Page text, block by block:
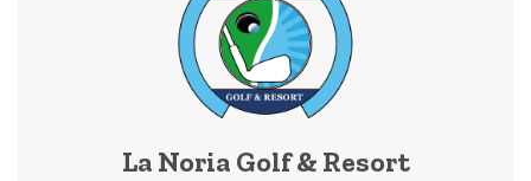
La Noria Golf & Resort